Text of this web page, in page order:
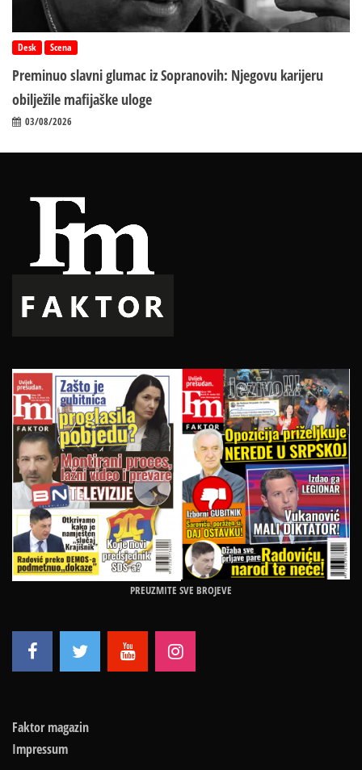
Desk Scena
Preminuo slavni glumac iz Sopranovih: Njegovu karijeru
obilježile mafijaške uloge
03/08/2026
PREUZMITE SVE BROJEVE
Faktor magazin
Impressum